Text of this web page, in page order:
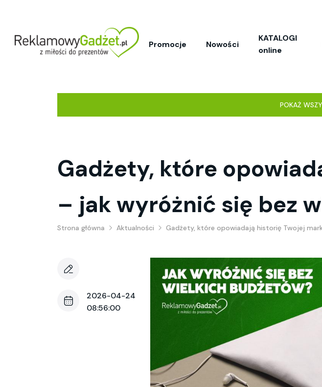
Promocje Nowości
KATALOGI
online
POKAŻ
Gadżety, które
– jak wyróżnić się bez
Strona główna Aktualności Gadżety, które opowiadają historię Twojej
2026-04-24
08:56:00